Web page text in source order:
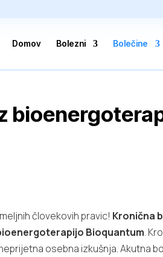
Domov Bolezni Bolečine
človekovih pravic! Kronična
Bioquantum.
osebna izkušnja. Akutna